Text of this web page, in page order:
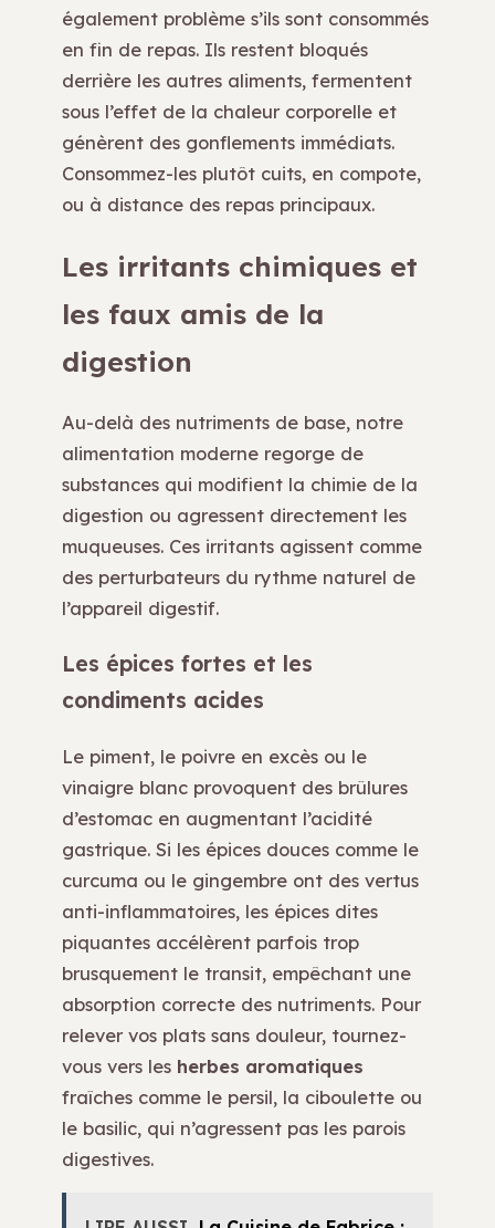
également problème s’ils sont consommés
en fin de repas. Ils restent bloqués
derrière les autres aliments, fermentent
sous l’effet de la chaleur corporelle et
génèrent des gonflements immédiats.
Consommez-les plutôt cuits, en compote,
ou à distance des repas principaux.
Les irritants chimiques et
les faux amis de la
digestion
Au-delà des nutriments de base, notre
alimentation moderne regorge de
substances qui modifient la chimie de la
digestion ou agressent directement les
muqueuses. Ces irritants agissent comme
des perturbateurs du rythme naturel de
l’appareil digestif.
Les épices fortes et les
condiments acides
Le piment, le poivre en excès ou le
vinaigre blanc provoquent des brûlures
d’estomac en augmentant l’acidité
gastrique. Si les épices douces comme le
curcuma ou le gingembre ont des vertus
anti-inflammatoires, les épices dites
piquantes accélèrent parfois trop
brusquement le transit, empêchant une
absorption correcte des nutriments. Pour
relever vos plats sans douleur, tournez-
vous vers les herbes aromatiques
fraîches comme le persil, la ciboulette ou
le basilic, qui n’agressent pas les parois
digestives.